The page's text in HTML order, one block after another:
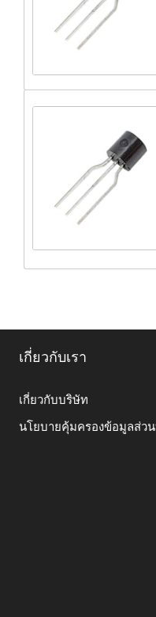
เกี่ยวกับเรา
เกี่ยวกับบริษัท
นโยบายคุ้มครองข้อมูลส่ว